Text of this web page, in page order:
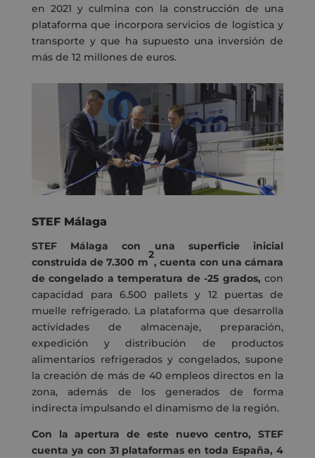
en 2021 y culmina con la construcción de una
plataforma que incorpora servicios de logística y
transporte y que ha supuesto una inversión de
más de 12 millones de euros.
STEF Málaga
STEF Málaga con una superficie inicial
construida de 7.300 m
2
, cuenta con una cámara
de congelado a temperatura de -25 grados, con
capacidad para 6.500 pallets y 12 puertas de
muelle refrigerado. La plataforma que desarrolla
actividades de almacenaje, preparación,
expedición y distribución de productos
alimentarios refrigerados y congelados, supone
la creación de más de 40 empleos directos en la
zona, además de los generados de forma
indirecta impulsando el dinamismo de la región.
Con la apertura de este nuevo centro, STEF
cuenta ya con 31 plataformas en toda España, 4